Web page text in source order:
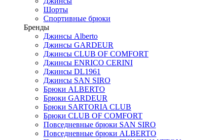
Шорты
Спортивные брюки
Бренды
Джинсы Alberto
Джинсы GARDEUR
Джинсы CLUB OF COMFORT
Джинсы ENRICO CERINI
Джинсы DL1961
Джинсы SAN SIRO
Брюки ALBERTO
Брюки GARDEUR
Брюки SARTORIA CLUB
Брюки CLUB OF COMFORT
Повседневные брюки SAN SIRO
Повседневные брюки ALBERTO